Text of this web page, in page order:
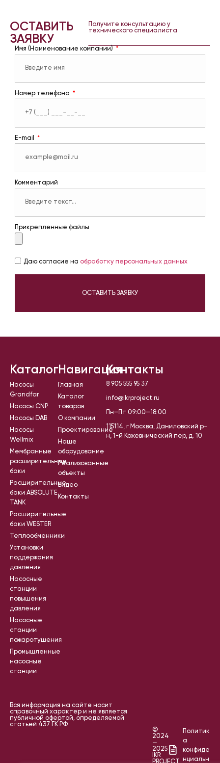
ОСТАВИТЬ
ЗАЯВКУ
Получите консультацию у
технического специалиста
Имя (Наименование компании)
Номер телефона
E-mail
Комментарий
Прикрепленные файлы
Даю согласие на обработку персональных данных
ОСТАВИТЬ ЗАЯВКУ
Каталог
Насосы
Grandfar
Насосы CNP
Насосы DAB
Насосы
Wellmix
Мембранные
расширительные
баки
Расширительные
баки ABSOLUTE
TANK
Расширительные
баки WESTER
Теплообменники
Установки
поддержания
давления
Насосные
станции
повышения
давления
Насосные
станции
пожаротушения
Промышленные
насосные
станции
Навигация
Главная
Каталог
товаров
О компании
Проектирование
Наше
оборудование
Реализованные
объекты
Видео
Контакты
Контакты
8 905 555 95 37
info@ikrproject.ru
Пн–Пт 09:00–18:00
115114, г Москва, Даниловский р-
н, 1-й Кожевнический пер, д. 10
Вся информация на сайте носит
справочный характер и не является
публичной офертой, определяемой
статьей 437 ГК РФ
©
2024
—
2025
IKR
Политик
а
конфиде
нциальн